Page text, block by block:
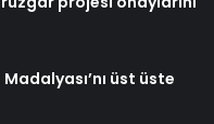
üst üste